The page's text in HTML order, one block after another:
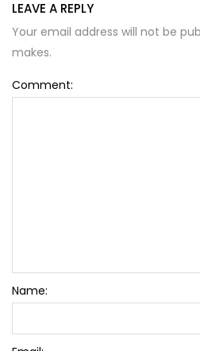
LEAVE A REPLY
Your email address will not be
makes.
Comment:
Name: